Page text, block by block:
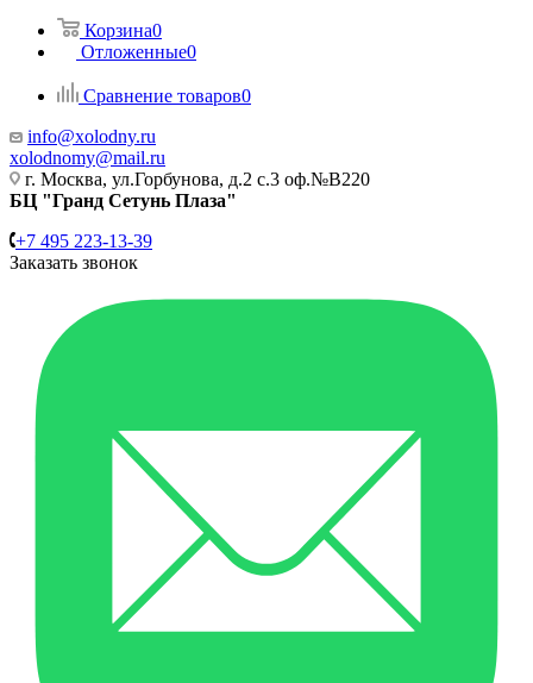
Корзина0
Отложенные0
Сравнение товаров0
info@xolodny.ru
xolodnomy@mail.ru
г. Москва, ул.Горбунова, д.2 с.3 оф.№В220
БЦ "Гранд Сетунь Плаза"
+7 495 223-13-39
Заказать звонок